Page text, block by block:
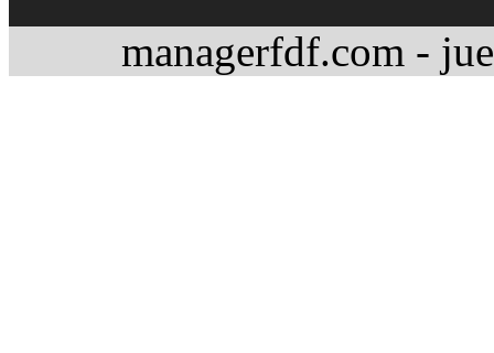
managerfdf.com -